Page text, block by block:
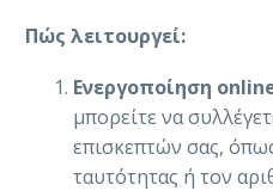
Πώς λειτουργεί:
Ενεργοποίηση
μπορείτε να
επισκεπτών σας,
ταυτότητας ή τον